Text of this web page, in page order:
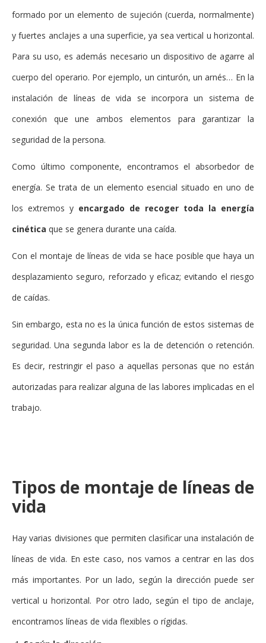
formado por un elemento de sujeción (cuerda, normalmente)
y fuertes anclajes a una superficie, ya sea vertical u horizontal.
Para su uso, es además necesario un dispositivo de agarre al
cuerpo del operario. Por ejemplo, un cinturón, un arnés… En la
instalación de líneas de vida se incorpora un sistema de
conexión que une ambos elementos para garantizar la
seguridad de la persona.
Como último componente, encontramos el absorbedor de
energía. Se trata de un elemento esencial situado en uno de
los extremos y encargado de recoger toda la energía
cinética que se genera durante una caída.
Con el montaje de líneas de vida se hace posible que haya un
desplazamiento seguro, reforzado y eficaz; evitando el riesgo
de caídas.
Sin embargo, esta no es la única función de estos sistemas de
seguridad. Una segunda labor es la de detención o retención.
Es decir, restringir el paso a aquellas personas que no están
autorizadas para realizar alguna de las labores implicadas en el
trabajo.
Tipos de montaje de líneas de
vida
Hay varias divisiones que permiten clasificar una instalación de
líneas de vida. En este caso, nos vamos a centrar en las dos
más importantes. Por un lado, según la dirección puede ser
vertical u horizontal. Por otro lado, según el tipo de anclaje,
encontramos líneas de vida flexibles o rígidas.